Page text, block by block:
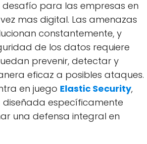
para las empresas en
mas digital. Las amenazas
constantemente, y
de los datos requiere
prevenir, detectar y
eficaz a posibles ataques.
en juego Elastic Security,
específicamente
una defensa integral en